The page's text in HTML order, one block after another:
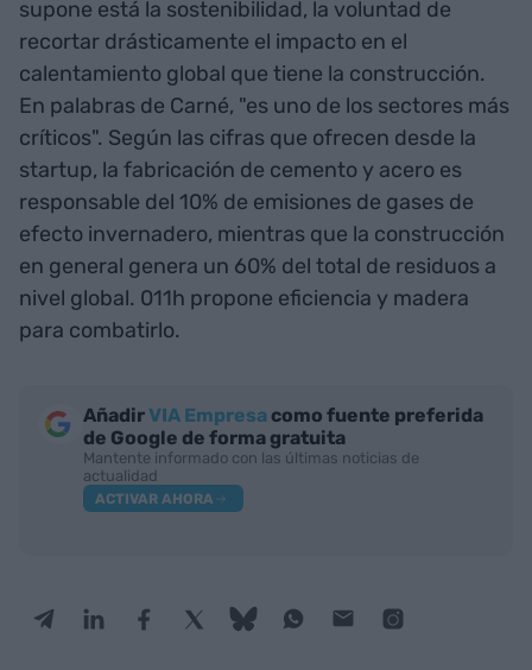
supone está la sostenibilidad, la voluntad de
recortar drásticamente el impacto en el
calentamiento global que tiene la construcción.
En palabras de Carné, "es uno de los sectores más
críticos". Según las cifras que ofrecen desde la
startup, la fabricación de cemento y acero es
responsable del 10% de emisiones de gases de
efecto invernadero, mientras que la construcción
en general genera un 60% del total de residuos a
nivel global. 011h propone eficiencia y madera
para combatirlo.
AñadirVIA Empresa como fuente preferida
de Google de forma gratuita
Mantente informado con las últimas noticias de
actualidad
ACTIVAR AHORA